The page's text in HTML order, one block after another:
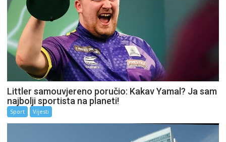
Littler samouvjereno poručio: Kakav Yamal? Ja sam
najbolji sportista na planeti!
Sport Vijesti